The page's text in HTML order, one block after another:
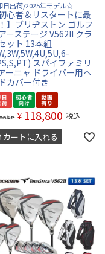
出荷/2025年モデル☆
初心者＆リスタートに最
】ブリヂストン ゴルフ
ーステージ V562II クラ
ット 13本組
スパイファミリ
ーニャ ドライバー用ヘ
カバー付き
売価格 ¥ 118,800 税込
カートに入れる